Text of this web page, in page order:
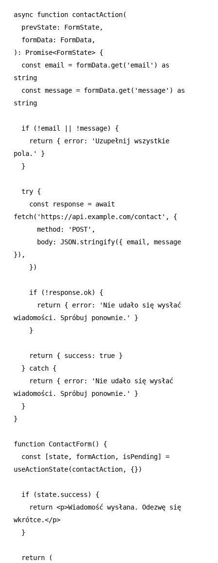
async function contactAction(
  prevState
: FormState,
  formData
: FormData,
) : Promise<FormState> {
  const
email = formData.get ( 'email' ) as
string
  const
message = formData.get ( 'message' ) as
string
  if
( ! email !message) {
    return
{ error:
'Uzupełnij wszystkie
pola.'
}
  }
  try
{
    const
response = await
fetch( 'https://api.example.com/contact' ,
{
      method
: 'POST' ,
      body
: JSON.stringify({ email ,
message
}) ,
    })
    if
( ! response.ok) {
      return
{ error:
'Nie udało się wysłać
wiadomości. Spróbuj ponownie.'
}
    }
    return
{ success : true }
  }
catch {
    return
{ error:
'Nie udało się wysłać
wiadomości. Spróbuj ponownie.'
}
  }
}
function ContactForm() {
  const
[state, formAction, isPending] =
useActionState(contactAction, {})
  if
(state.success) {
    return
<p>Wiadomość wysłana. Odezwę się
wkrótce.</p>
  }
  return
(